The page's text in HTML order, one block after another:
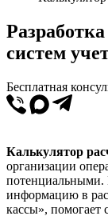
систем
Бесплатная
Калькулятор
организации
потенциальными.
информацию в
кассы»,